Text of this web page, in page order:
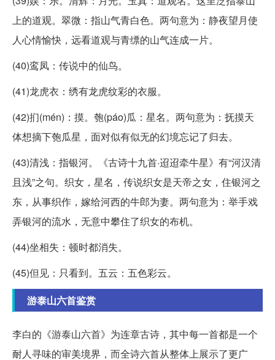
上的道观。翠微：指山气青白色。两句意为：静夜望月使
人心情愉快，远看道观与青缥的山气连成一片。
(40)鸾凤：传说中的仙鸟。
(41)龙虎衣：绣有龙虎纹彩的衣服。
(42)扪(mén)：摸。匏(páo)瓜：星名。两句意为：抚摸天
体想摘下匏瓜星，面对似有似无的幻境忘记了归去。
(43)清浅：指银河。《古诗十九首·迢迢牵牛星》有“河汉清
且浅”之句。织女，星名，传说织女是天帝之女，住银河之
东，从事织作，嫁给河西的牛郎为妻。两句意为：举手戏
弄银河的流水，无意中攀住了织女的布机。
(44)坐相失：顿时都消失。
(45)但见：只看到。五云：五色彩云。
游泰山六首鉴赏
李白的《游泰山六首》为连章古诗，其中每一首都是一个
耐人寻味的审美境界，而全诗六首从整体上展示了更广